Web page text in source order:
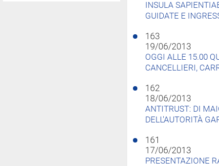
INSULA
GUIDATE E
163
19/06/2013
OGGI ALLE 15.00
CANCELLIERI,
162
18/06/2013
ANTITRUST: DI
DELL'AUTORITÀ
161
17/06/2013
PRESENTAZIONE